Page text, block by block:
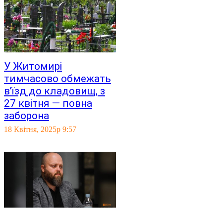
У Житомирі
тимчасово обмежать
в’їзд до кладовищ, з
27 квітня — повна
заборона
18 Квітня, 2025р 9:57